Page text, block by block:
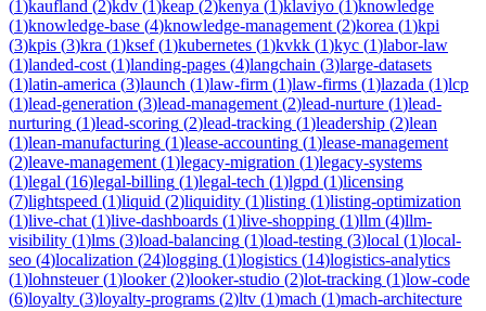
(1)kaufland (2)kdv (1)keap (2)kenya (1)klaviyo (1)knowledge
(1)knowledge-base (4)knowledge-management (2)korea (1)kpi
(3)kpis (3)kra (1)ksef(1)kubernetes (1)kvkk (1)kyc (1)labor-law
(1)landed-cost (1)landing-pages (4)langchain (3)large-datasets
(1)latin-america (3)launch (1)law-firm (1)law-firms (1)lazada (1)lcp
(1)lead-generation (3)lead-management (2)lead-nurture (1)lead-
nurturing (1)lead-scoring (2)lead-tracking (1)leadership (2)lean
(1)lean-manufacturing (1)lease-accounting (1)lease-management
(2)leave-management (1)legacy-migration (1)legacy-systems
(1)legal (16)legal-billing (1)legal-tech (1)lgpd (1)licensing
(7)lightspeed (1)liquid (2)liquidity (1)listing (1)listing-optimization
(1)live-chat (1)live-dashboards (1)live-shopping (1)llm (4)llm-
visibility (1)lms (3)load-balancing (1)load-testing (3)local (1)local-
seo (4)localization (24)logging (1)logistics (14)logistics-analytics
(1)lohnsteuer(1)looker(2)looker-studio (2)lot-tracking (1)low-code
(6)loyalty (3)loyalty-programs (2)ltv (1)mach (1)mach-architecture